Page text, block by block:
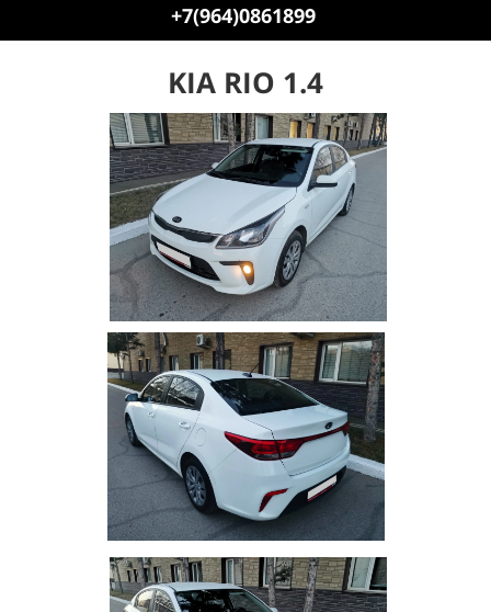
+7(964)0861899
KIA RIO 1.4